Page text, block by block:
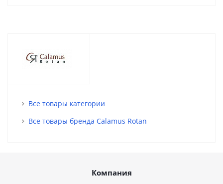
Все товары категории
Все товары бренда Calamus Rotan
Компания